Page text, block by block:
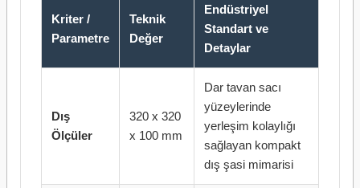
Kriter /
Parametre
Teknik
Değer
Endüstriyel
Standart ve
Detaylar
Dış
Ölçüler
320 x 320
x 100 mm
Dar tavan sacı
yüzeylerinde
yerleşim kolaylığı
sağlayan kompakt
dış şasi mimarisi